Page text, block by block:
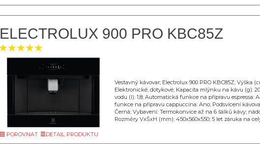
ELECTROLUX 900 PRO KBC85Z
Vestavný kávovar; Electrolux 900 PRO KBC85Z; Výška
Elektronické, dotykové; Kapacita mlýnku na kávu (g):
vodu (l): 1,8; Automatická funkce na přípravu espressa:
funkce na přípravu cappuccina: Ano; Podsvícení
Černá; Vybavení: Termokonvice až na 6 šálků kávy;
Rozměry VxŠxH (mm): 450x560x550; 5 let záruka na
POROVNAT DETAIL PRODUKTU